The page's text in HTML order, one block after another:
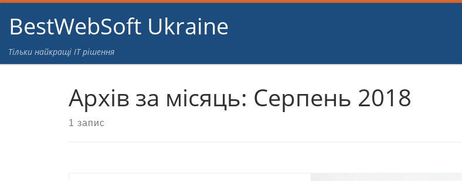
Перейти до вмісту
BestWebSoft Ukraine
Тільки найкращі IT рішення
Архів за місяць: Серпень 2018
1 запис